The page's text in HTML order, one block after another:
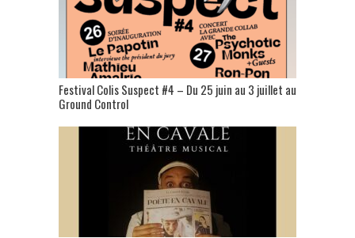
Festival Colis Suspect #4 – Du 25 juin au 3 juillet au
Ground Control